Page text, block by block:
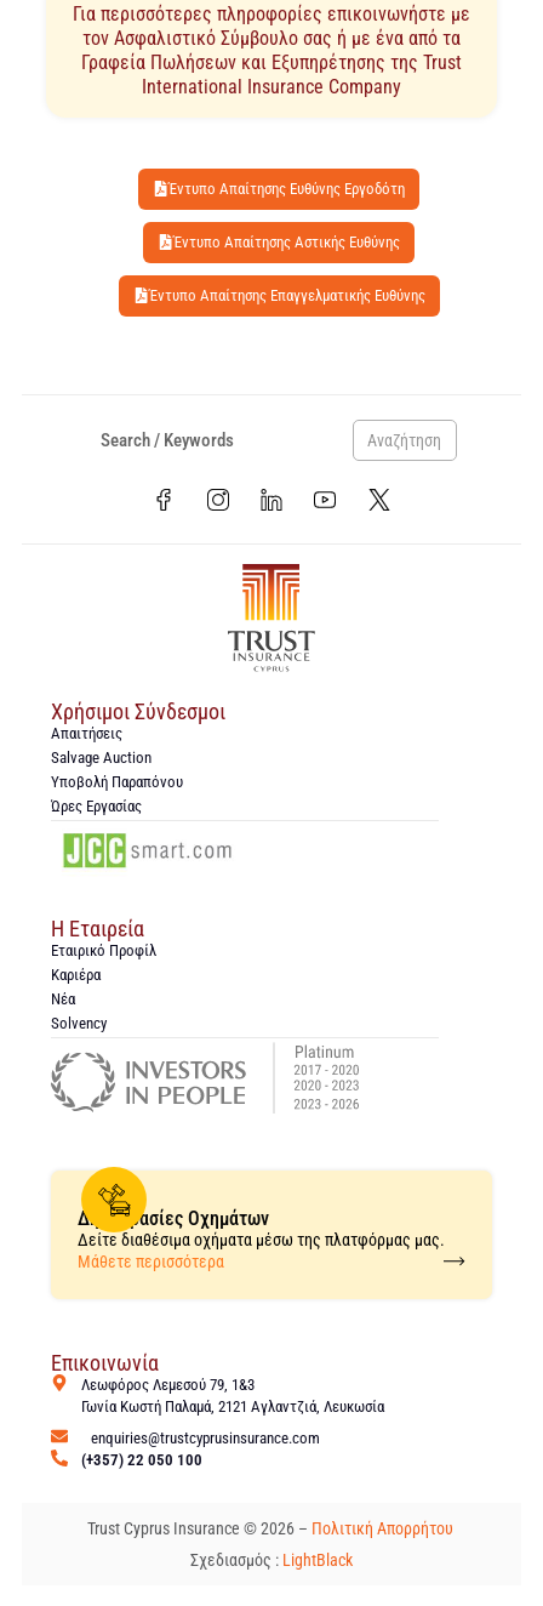
Για περισσότερες πληροφορίες επικοινωνήστε με
τον Ασφαλιστικό Σύμβουλο σας ή με ένα από τα
Γραφεία Πωλήσεων και Εξυπηρέτησης της Trust
International Insurance Company
Έντυπο Απαίτησης Ευθύνης Εργοδότη
Έντυπο Απαίτησης Αστικής Ευθύνης
Έντυπο Απαίτησης Επαγγελματικής Ευθύνης
Αναζήτηση
Χρήσιμοι Σύνδεσμοι
Απαιτήσεις
Salvage Auction
Υποβολή Παραπόνου
Ώρες Εργασίας
Η Εταιρεία
Εταιρικό Προφίλ
Καριέρα
Νέα
Solvency
Δημοπρασίες Οχημάτων
Δείτε διαθέσιμα οχήματα μέσω της πλατφόρμας μας.
Μάθετε περισσότερα
Επικοινωνία
Λεωφόρος Λεμεσού 79, 1&3
Γωνία Κωστή Παλαμά, 2121 Αγλαντζιά, Λευκωσία
enquiries@trustcyprusinsurance.com
(+357) 22 050 100
Trust Cyprus Insurance © 2026 – Πολιτική Απορρήτου
Σχεδιασμός : LightBlack